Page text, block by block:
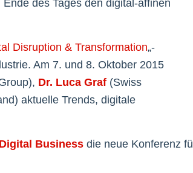
des Tages den digital-affinen
Disruption & Transformation„-
Am 7. und 8. Oktober 2015
Dr. Luca Graf (Swiss
aktuelle Trends, digitale
Business die neue Konferenz